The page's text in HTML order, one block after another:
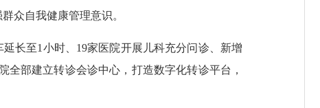
众自我健康管理意识。
长至1小时、19家医院开展儿科充分问诊、新增
全部建立转诊会诊中心，打造数字化转诊平台，